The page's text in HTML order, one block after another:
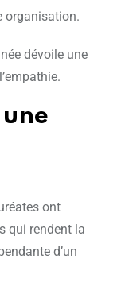
organisation.
dévoile une
ont
qui rendent la
d’un